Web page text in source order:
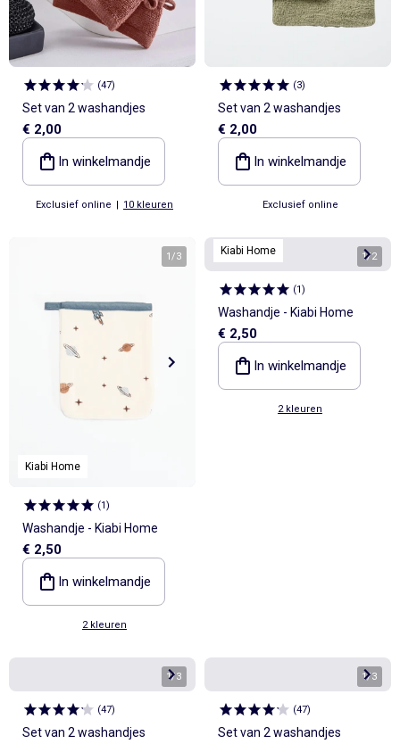
(47)
Set van 2 washandjes
€ 2,00
In winkelmandje
Exclusief online | 10 kleuren
(3)
Set van 2 washandjes
€ 2,00
In winkelmandje
Exclusief online
Kiabi Home
1/3
(1)
Washandje - Kiabi Home
€ 2,50
In winkelmandje
2 kleuren
Kiabi Home 1/2
(1)
Washandje - Kiabi Home
€ 2,50
In winkelmandje
2 kleuren
1/3
(47)
Set van 2 washandjes
1/3
(47)
Set van 2 washandjes